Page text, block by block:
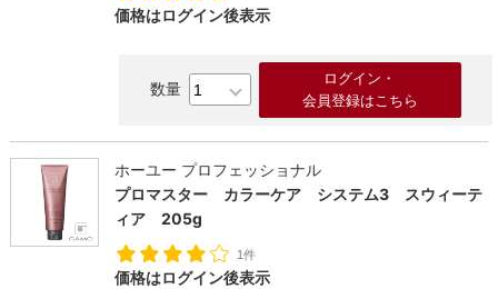
価格はログイン後表示
ログイン・
会員登録はこちら
ホーユー プロフェッショナル
プロマスター カラーケア システム3 スウィーテ
ィア 205g
1件
価格はログイン後表示